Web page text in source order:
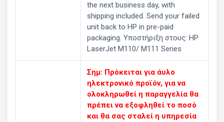
the next business day, with
shipping included. Send your failed
unit back to HP in pre-paid
packaging. Υποστήριξη στους: HP
LaserJet M110/ M111 Series
Σημ: Πρόκειται για άυλο
ηλεκτρονικό προϊόν, για να
ολοκληρωθεί η παραγγελία θα
πρέπει να εξοφληθεί το ποσό
και θα σας σταλεί η υπηρεσία